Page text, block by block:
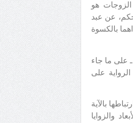
الزوجات هو
عن عبد
بالكسوة
ـ على ما جاء
على
3 من سورة النساء، وارتباطها بالآية
والزوايا